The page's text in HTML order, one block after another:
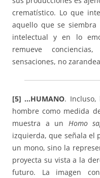
crematístico. Lo que
aquello que se
intelectual y en lo
remueve
sensaciones, no
[5] …HUMANO. Incluso,
hombre como medida
muestra a un Homo
izquierda, que señala el
un mono, sino la
proyecta su vista a la
futuro. La imagen